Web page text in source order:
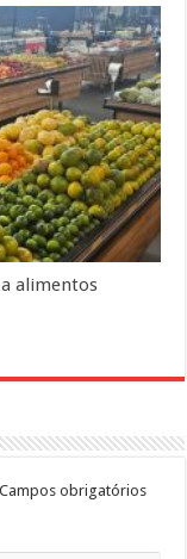
alimentos
Campos obrigatórios